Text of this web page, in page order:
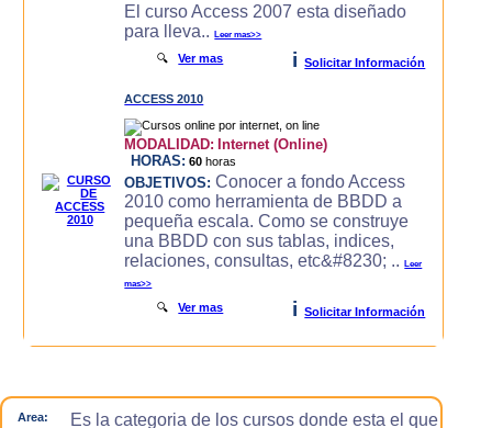
El curso Access 2007 esta diseñado
para lleva..Leer mas>>
🔍Ver mas i Solicitar Información
ACCESS 2010
MODALIDAD: Internet (Online)
HORAS: 60 horas
OBJETIVOS: Conocer a fondo Access
2010 como herramienta de BBDD a
pequeña escala. Como se construye
una BBDD con sus tablas, indices,
relaciones, consultas, etc&#8230; ..Leer
mas>>
🔍Ver mas i Solicitar Información
Area:
Es la categoria de los cursos donde esta el que